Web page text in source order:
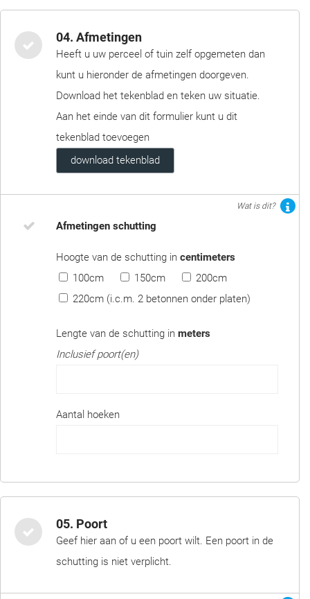
04. Afmetingen
Heeft u uw perceel of tuin zelf opgemeten dan
kunt u hieronder de afmetingen doorgeven.
Download het tekenblad en teken uw situatie.
Aan het einde van dit formulier kunt u dit
tekenblad toevoegen
download tekenblad
Wat is dit?
Afmetingen schutting
Hoogte van de schutting in centimeters
100cm
150cm
200cm
220cm (i.c.m. 2 betonnen onder platen)
Lengte van de schutting in meters
Inclusief poort(en)
Aantal hoeken
05. Poort
Geef hier aan of u een poort wilt. Een poort in de
schutting is niet verplicht.